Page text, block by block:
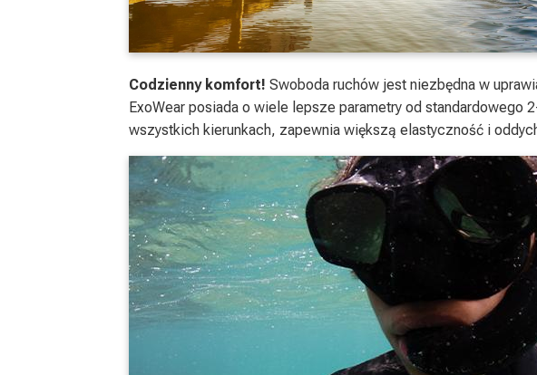
Codzienny komfort! Swoboda ruchów jest niezbędna w
ExoWear posiada o wiele lepsze parametry od standardowego
wszystkich kierunkach, zapewnia większą elastyczność i